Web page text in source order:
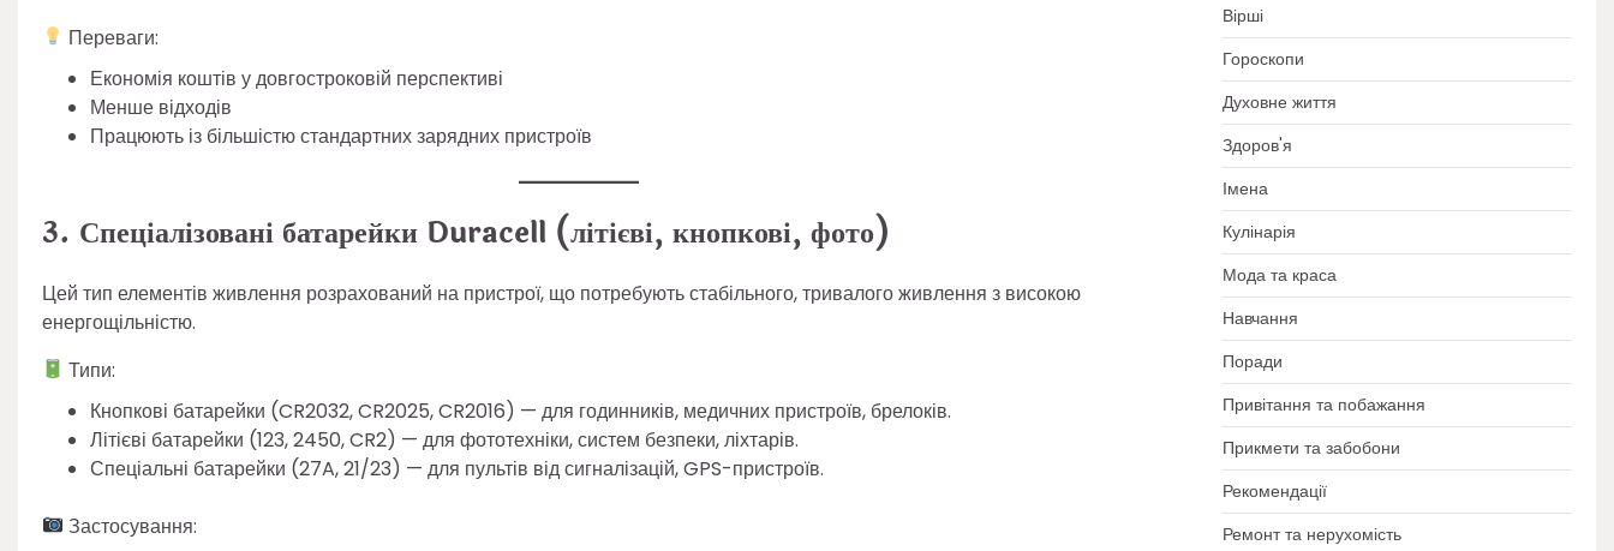
Переваги:
Економія коштів у довгостроковій перспективі
Менше відходів
Працюють із більшістю стандартних зарядних пристроїв
3. Спеціалізовані батарейки Duracell (літієві, кнопкові, фото)
Цей тип елементів живлення розрахований на пристрої, що потребують стабільного, тривалого живлення з високою
енергощільністю.
Типи:
Кнопкові батарейки (CR2032, CR2025, CR2016) — для годинників, медичних пристроїв, брелоків.
Літієві батарейки (123, 2450, CR2) — для фототехніки, систем безпеки, ліхтарів.
Спеціальні батарейки (27A, 21/23) — для пультів від сигналізацій, GPS-пристроїв.
Застосування:
Вірші
Гороскопи
Духовне життя
Здоров'я
Імена
Кулінарія
Мода та краса
Навчання
Поради
Привітання та побажання
Прикмети та забобони
Рекомендації
Ремонт та нерухомість